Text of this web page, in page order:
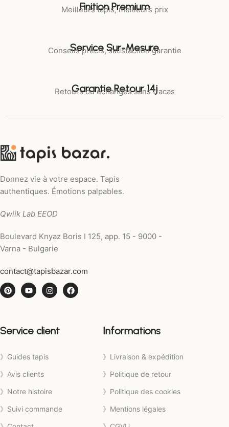
Finition Premium
Meilleurs tapis, meilleurs prix
Service Sur-Mesure
Conseils précis, satisfaction garantie
Garantie Retour 14j
Retours ou échanges sans tracas
Donnez vie à votre espace. Tapis
authentiques. Émotions palpables.
Qwiik Lab EEOD
Boulevard Knyaz Boris I 125, app. 15 - 9000 -
Varna - Bulgarie
contact@tapisbazar.com
Service client
》Guides tapis
》Avis clients
》Notre histoire
》Suivi commande
Informations
》Livraison & expédition
》Politique de retour
》Politique des cookies
》Mentions légales